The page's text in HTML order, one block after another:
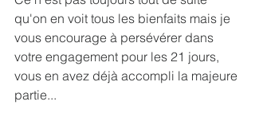
qu'on en voit tous les bienfaits mais je
vous encourage à persévérer dans
votre engagement pour les 21 jours,
vous en avez déjà accompli la majeure
partie...